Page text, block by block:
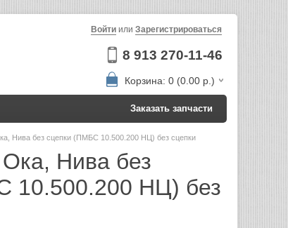
8 913 270-11-46
Войти или Зарегистрироваться
Корзина: 0 (0.00 р.)
Заказать запчасти
Нива без сцепки (ПМБС 10.500.200 НЦ) без сцепки
Нива без
10.500.200 НЦ) без